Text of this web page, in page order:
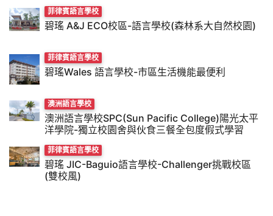
菲律賓語言學校
碧瑤 A&J ECO校區-語言學校(森林系大自然校園)
菲律賓語言學校
碧瑤Wales 語言學校-市區生活機能最便利
澳洲語言學校
澳洲語言學校SPC(Sun Pacific College)陽光太平
洋學院-獨立校園舍與伙食三餐全包度假式學習
菲律賓語言學校
碧瑤 JIC-Baguio語言學校-Challenger挑戰校區
(雙校風)